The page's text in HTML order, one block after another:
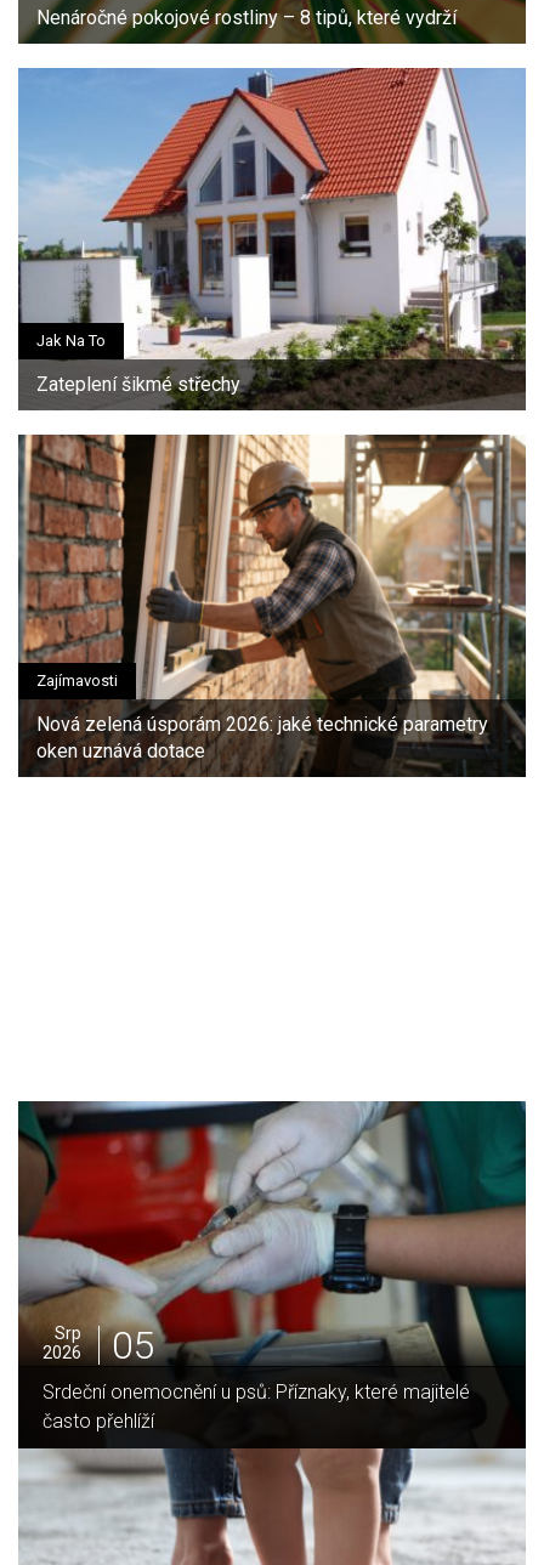
Nenáročné pokojové rostliny – 8 tipů, které vydrží
Jak Na To
Zateplení šikmé střechy
Zajímavosti
Nová zelená úsporám 2026: jaké technické parametry
oken uznává dotace
Srp
2026
05
Srdeční onemocnění u psů: Příznaky, které majitelé
často přehlíží